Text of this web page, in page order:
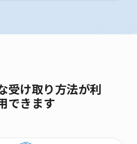
受け取り方法が利
できます